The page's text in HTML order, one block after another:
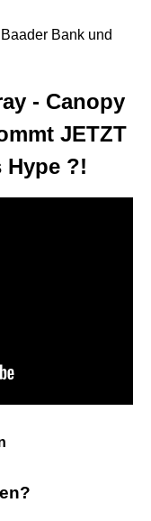
Bank und
- Canopy
JETZT
Hype ?!